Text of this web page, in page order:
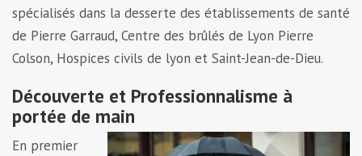
spécialisés dans la desserte des établissements de santé
de Pierre Garraud, Centre des brûlés de Lyon Pierre
Colson, Hospices civils de lyon et Saint-Jean-de-Dieu.
Découverte et Professionnalisme à
portée de main
En premier